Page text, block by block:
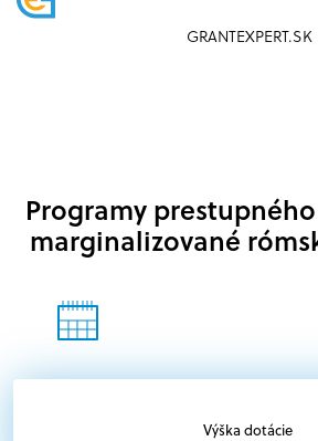
GRANTEXPERT.SK
Výška dotácie
Programy
marginalizované